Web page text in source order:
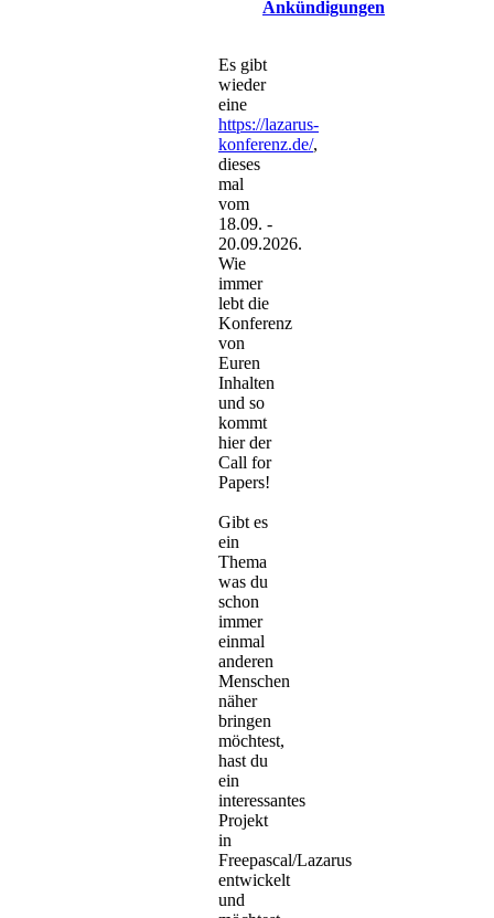
Ankündigungen
Es gibt
wieder
eine
https://lazarus-
konferenz.de/,
dieses
mal
vom
18.09. -
20.09.2026.
Wie
immer
lebt die
Konferenz
von
Euren
Inhalten
und so
kommt
hier der
Call for
Papers!
Gibt es
ein
Thema
was du
schon
immer
einmal
anderen
Menschen
näher
bringen
möchtest,
hast du
ein
interessantes
Projekt
in
Freepascal/Lazarus
entwickelt
und